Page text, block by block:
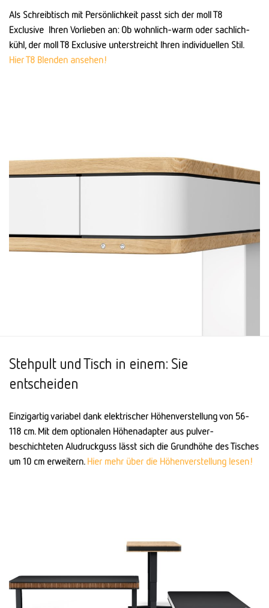
Als Schreibtisch mit Persön­lich­keit passt sich der moll T8
Exclusive Ihren Vorlieben an: Ob wohnlich-warm oder sachlich-
kühl, der moll T8 Exclusive unter­streicht Ihren individuellen Stil.
Hier T8 Blenden ansehen!
Stehpult und Tisch in einem: Sie
entscheiden
Einzigartig variabel dank elektrischer Höhenverstellung von 56-
118 cm. Mit dem optionalen Höhen­adapter aus pulver­
beschichteten Alu­druck­guss lässt sich die Grund­höhe des Tisches
um 10 cm erweitern. Hier mehr über die Höhenverstellung lesen!